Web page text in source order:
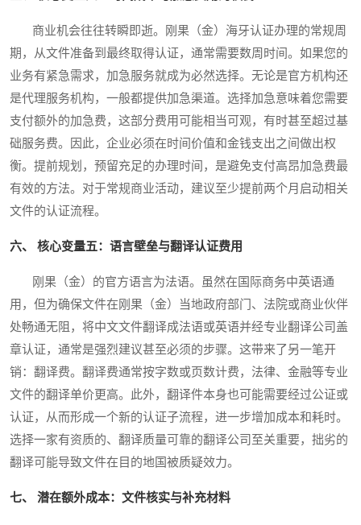
商业机会往往转瞬即逝。刚果（金）海牙认证办理的常规周
期，从文件准备到最终取得认证，通常需要数周时间。如果您的
业务有紧急需求，加急服务就成为必然选择。无论是官方机构还
是代理服务机构，一般都提供加急渠道。选择加急意味着您需要
支付额外的加急费，这部分费用可能相当可观，有时甚至超过基
础服务费。因此，企业必须在时间价值和金钱支出之间做出权
衡。提前规划，预留充足的办理时间，是避免支付高昂加急费最
有效的方法。对于常规商业活动，建议至少提前两个月启动相关
文件的认证流程。
六、 核心变量五：语言壁垒与翻译认证费用
刚果（金）的官方语言为法语。虽然在国际商务中英语通
用，但为确保文件在刚果（金）当地政府部门、法院或商业伙伴
处畅通无阻，将中文文件翻译成法语或英语并经专业翻译公司盖
章认证，通常是强烈建议甚至必须的步骤。这带来了另一笔开
销：翻译费。翻译费通常按字数或页数计费，法律、金融等专业
文件的翻译单价更高。此外，翻译件本身也可能需要经过公证或
认证，从而形成一个新的认证子流程，进一步增加成本和耗时。
选择一家有资质的、翻译质量可靠的翻译公司至关重要，拙劣的
翻译可能导致文件在目的地国被质疑效力。
七、 潜在额外成本：文件核实与补充材料